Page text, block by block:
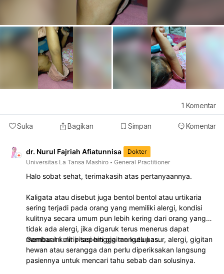
Suka Bagikan Simpan Komentar
1 Komentar
dr. Nurul Fajriah Afiatunnisa
Dokter
Universitas La Tansa Mashiro
General Practitioner
Halo sobat sehat, terimakasih atas pertanyaannya.
Kaligata atau disebut juga bentol bentol atau urtikaria
sering terjadi pada orang yang memiliki alergi, kondisi
kulitnya secara umum pun lebih kering dari orang yang
tidak ada alergi, jika digaruk terus menerus dapat
membuat kulit iritasi hingga mengelupas.
Gambar ini mirip seperti gigitan kutu kasur, alergi, gigitan
hewan atau serangga dan perlu diperiksakan langsung
pasiennya untuk mencari tahu sebab dan solusinya.